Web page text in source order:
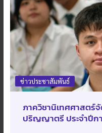
ข่าวประชาสัมพันธ์
ภาควิชานิเทศศาสตร์
ปริญญาตรี ประจำปีก